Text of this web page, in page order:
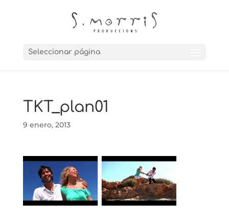
Seleccionar página
TKT_plan01
9 enero, 2013